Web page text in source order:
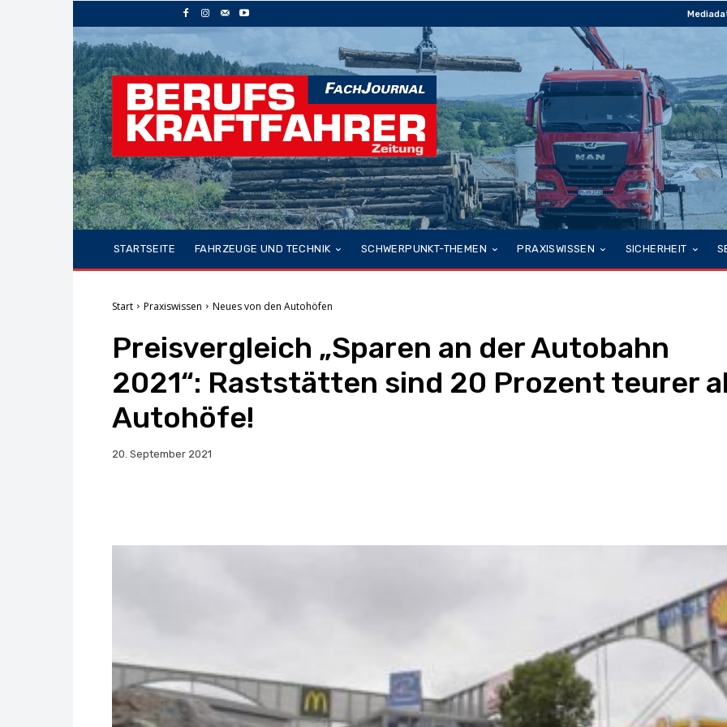
STARTSEITE FAHRZEUGE UND TECHNIK SCHWERPUNKT-THEMEN PRAXISWISSEN SICHERHEIT
Start Praxiswissen Neues von den Autohöfen
Preisvergleich „Sparen an der Autobahn
2021“: Raststätten sind 20 Prozent teurer
Autohöfe!
20. September 2021